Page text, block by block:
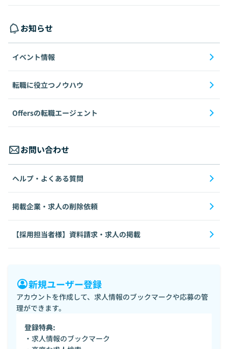
お知らせ
イベント情報
転職に役立つノウハウ
Offersの転職エージェント
お問い合わせ
ヘルプ・よくある質問
掲載企業・求人の削除依頼
【採用担当者様】資料請求・求人の掲載
新規ユーザー登録
アカウントを作成して、求人情報のブックマークや応募の管
理ができます。
登録特典:
・求人情報のブックマーク